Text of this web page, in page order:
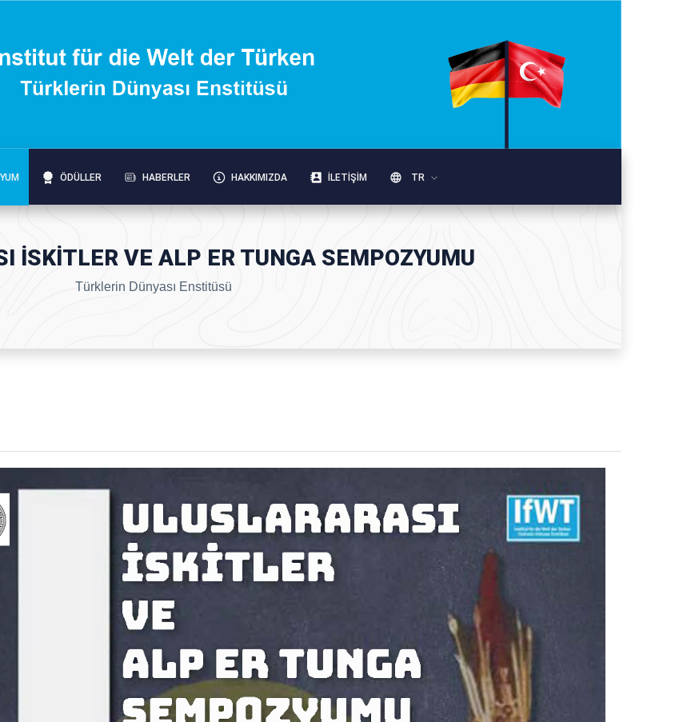
ÖDÜLLER HABERLER HAKKIMIZDA İLETIŞIM TR
İSKİTLER VE ALP ER TUNGA SEMPOZYUMU
Türklerin Dünyası Enstitüsü